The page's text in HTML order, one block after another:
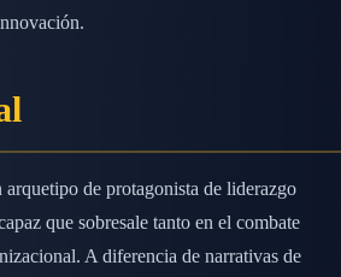
de protagonista de liderazgo
que sobresale tanto en el combate
A diferencia de narrativas de